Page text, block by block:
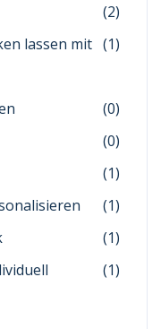
(2)
lassen mit (1)
(0)
(0)
(1)
(1)
(1)
(1)